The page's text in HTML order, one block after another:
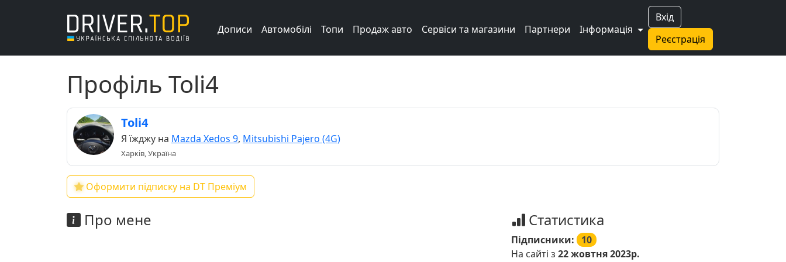
Вхід
Реєстрація
Дописи Автомобілі Топи Продаж авто Сервіси та магазини Партнери Інформація
Профіль Toli4
Toli4
Я їжджу на Mazda Xedos 9, Mitsubishi Pajero (4G)
Харків, Україна
Оформити підписку на DT Преміум
Про мене Статистика
Підписники:
10
На сайті з 22 жовтня 2023р.